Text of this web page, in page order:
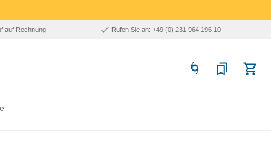
auf Rechnung Rufen Sie an: +49 (0) 231 964 196 10